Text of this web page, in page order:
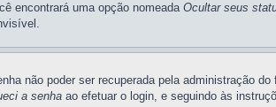
encontrará uma opção nomeada Ocultar seus
não poder ser recuperada pela administração
a senha ao efetuar o login, e seguindo às